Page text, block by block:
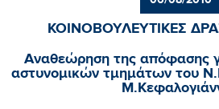
ΚΟΙΝΟΒΟΥΛΕΥΤΙΚΕΣ
Αναθεώρηση της απόφασης
αστυνομικών τμημάτων του